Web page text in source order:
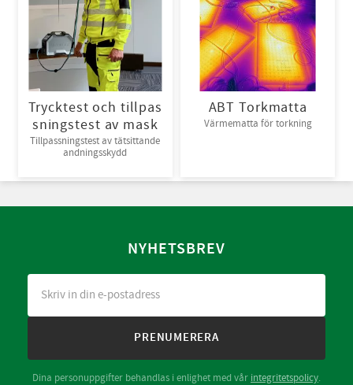
Trycktest och tillpas
sningstest av mask
Tillpassningstest av tätsittande
andningsskydd
ABT Torkmatta
Värmematta för torkning
NYHETSBREV
PRENUMERERA
Dina personuppgifter behandlas i enlighet med vår integritetspolicy.